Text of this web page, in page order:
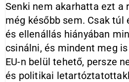
Senki nem akarhatta ezt a
még később sem. Csak túl
és ellenállás hiányában
csinálni, és mindent meg
EU-n belül tehető, persze
és politikai